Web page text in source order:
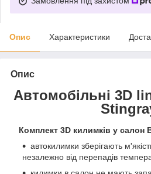
Опис Характеристики
Опис
Автомобільні 3D
Комплект 3D килимків у салон
автокилимки зберігають
незалежно від перепадів